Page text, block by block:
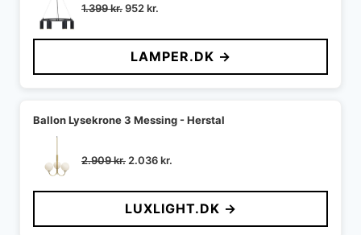
1.399kr.Den
pris
var:
1.399 kr..
952kr.
pris
er:
952 kr..
LAMPER.DK →
Ballon Lysekrone 3 Messing - Herstal
2.909kr. Den
pris
var:
2.909 kr..
2.036kr.
pris
er:
2.036 kr..
LUXLIGHT.DK →